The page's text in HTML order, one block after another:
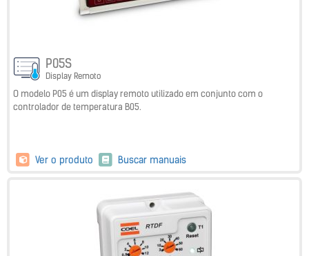
P05S
Display Remoto
O modelo P05 é um display remoto utilizado em conjunto com o
controlador de temperatura B05.
Ver o produto Buscar manuais